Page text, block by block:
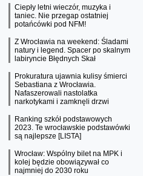
Ciepły letni wieczór, muzyka i
taniec. Nie przegap ostatniej
potańcówki pod NFM!
Z Wrocławia na weekend: Śladami
natury i legend. Spacer po skalnym
labiryncie Błędnych Skał
Prokuratura ujawnia kulisy śmierci
Sebastiana z Wrocławia.
Nafaszerowali nastolatka
narkotykami i zamknęli drzwi
Ranking szkół podstawowych
2023. Te wrocławskie podstawówki
są najlepsze [LISTA]
Wrocław: Wspólny bilet na MPK i
kolej będzie obowiązywał co
najmniej do 2030 roku